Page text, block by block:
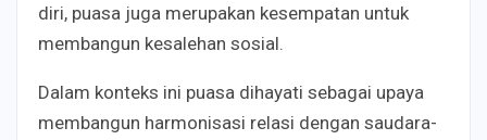
diri, puasa juga merupakan kesempatan untuk
membangun kesalehan sosial.
Dalam konteks ini puasa dihayati sebagai upaya
membangun harmonisasi relasi dengan saudara-